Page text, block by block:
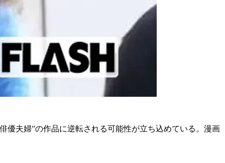
優夫婦”の作品に逆転される可能性が立ち込めている。漫画